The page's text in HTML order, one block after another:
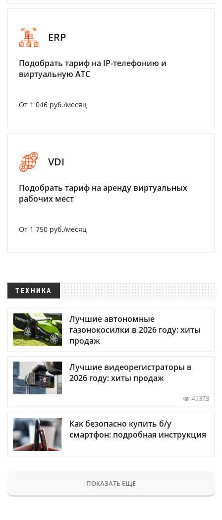
ERP
Подобрать тариф на IP-телефонию и
виртуальную АТС
От 1 046 руб./месяц
VDI
Подобрать тариф на аренду виртуальных
рабочих мест
От 1 750 руб./месяц
ТЕХНИКА
Лучшие автономные
газонокосилки в 2026 году: хиты
продаж
Лучшие видеорегистраторы в
2026 году: хиты продаж
49373
Как безопасно купить б/у
смартфон: подробная инструкция
ПОКАЗАТЬ ЕЩЕ